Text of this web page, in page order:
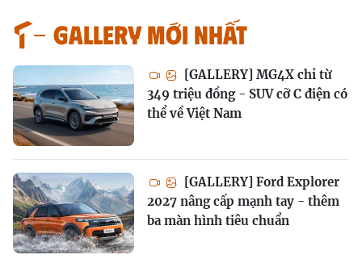
GALLERY MỚI NHẤT
[GALLERY] MG4X chỉ từ
349 triệu đồng - SUV cỡ C điện có
thể về Việt Nam
[GALLERY] Ford Explorer
2027 nâng cấp mạnh tay - thêm
ba màn hình tiêu chuẩn